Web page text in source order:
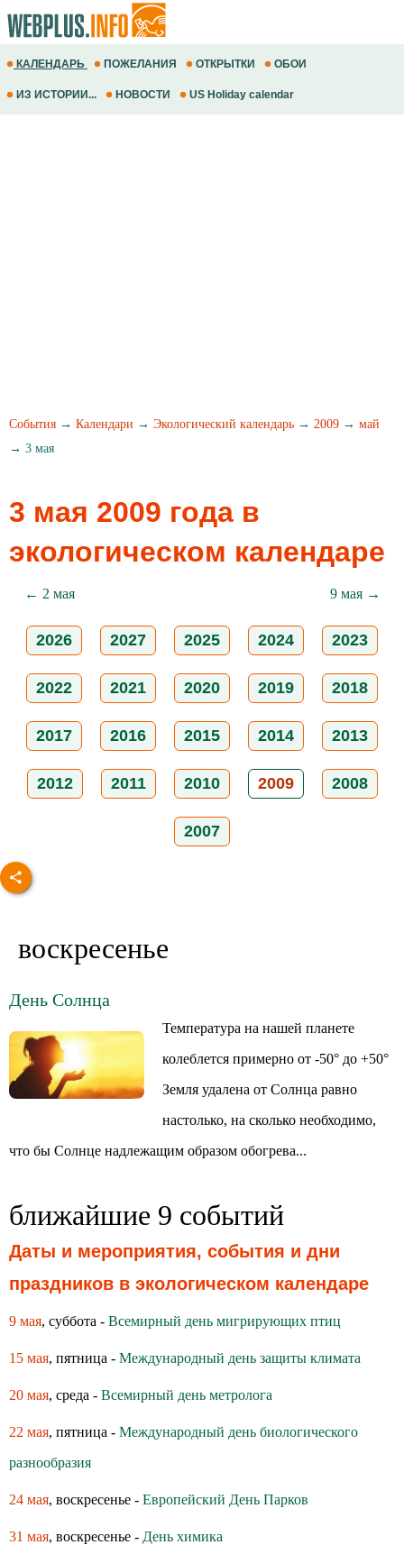
КАЛЕНДАРЬ ПОЖЕЛАНИЯ ОТКРЫТКИ ОБОИ
ИЗ ИСТОРИИ... НОВОСТИ US Holiday calendar
События → Календари → Экологический календарь → 2009 → май
→ 3 мая
3 мая 2009 года в
экологическом календаре
← 2 мая 9 мая →
2026 2027 2025 2024 2023
2022 2021 2020 2019 2018
2017 2016 2015 2014 2013
2012 2011 2010 2009 2008
2007
воскресенье
День Солнца
Температура на нашей планете
колеблется примерно от -50° до +50°
Земля удалена от Солнца равно
настолько, на сколько необходимо,
что бы Солнце надлежащим образом обогрева...
ближайшие 9 событий
Даты и мероприятия, события и дни
праздников в экологическом календаре
9 мая, суббота - Всемирный день мигрирующих птиц
15 мая, пятница - Международный день защиты климата
20 мая, среда - Всемирный день метролога
22 мая, пятница - Международный день биологического
разнообразия
24 мая, воскресенье - Европейский День Парков
31 мая, воскресенье - День химика